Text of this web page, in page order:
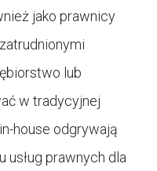
jako prawnicy
lub
w tradycyjnej
house odgrywają
prawnych dla